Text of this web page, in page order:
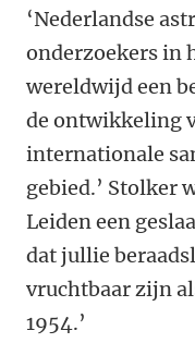
‘Nederlandse
onderzoekers in
wereldwijd een
de ontwikkeling
internationale
gebied.’ Stolker
Leiden een
dat jullie
vruchtbaar zijn
1954.’